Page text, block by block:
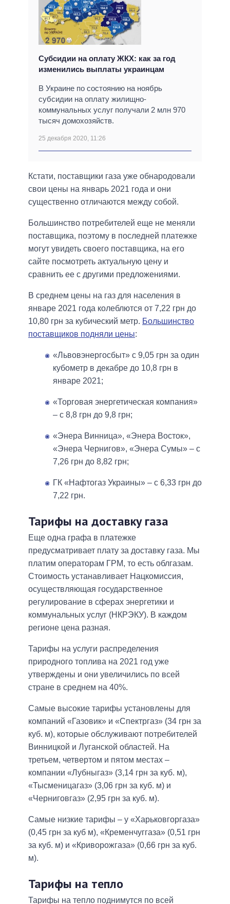
Субсидии на оплату ЖКХ: как за год
изменились выплаты украинцам
В Украине по состоянию на ноябрь
субсидии на оплату жилищно-
коммунальных услуг получали 2 млн 970
тысяч домохозяйств.
25 декабря 2020, 11:26
Кстати, поставщики газа уже обнародовали
свои цены на январь 2021 года и они
существенно отличаются между собой.
Большинство потребителей еще не меняли
поставщика, поэтому в последней платежке
могут увидеть своего поставщика, на его
сайте посмотреть актуальную цену и
сравнить ее с другими предложениями.
В среднем цены на газ для населения в
январе 2021 года колеблются от 7,22 грн до
10,80 грн за кубический метр. Большинство
поставщиков подняли цены:
«Львовэнергосбыт» с 9,05 грн за один
кубометр в декабре до 10,8 грн в
январе 2021;
«Торговая энергетическая компания»
– с 8,8 грн до 9,8 грн;
«Энера Винница», «Энера Восток»,
«Энера Чернигов», «Энера Сумы» – с
7,26 грн до 8,82 грн;
ГК «Нафтогаз Украины» – с 6,33 грн до
7,22 грн.
Тарифы на доставку газа
Еще одна графа в платежке
предусматривает плату за доставку газа. Мы
платим операторам ГРМ, то есть облгазам.
Стоимость устанавливает Нацкомиссия,
осуществляющая государственное
регулирование в сферах энергетики и
коммунальных услуг (НКРЭКУ). В каждом
регионе цена разная.
Тарифы на услуги распределения
природного топлива на 2021 год уже
утверждены и они увеличились по всей
стране в среднем на 40%.
Самые высокие тарифы установлены для
компаний «Газовик» и «Спектргаз» (34 грн за
куб. м), которые обслуживают потребителей
Винницкой и Луганской областей. На
третьем, четвертом и пятом местах –
компании «Лубныгаз» (3,14 грн за куб. м),
«Тысменицагаз» (3,06 грн за куб. м) и
«Черниговгаз» (2,95 грн за куб. м).
Самые низкие тарифы – у «Харьковгоргаза»
(0,45 грн за куб м), «Кременчуггаза» (0,51 грн
за куб. м) и «Криворожгаза» (0,66 грн за куб.
м).
Тарифы на тепло
Тарифы на тепло поднимутся по всей